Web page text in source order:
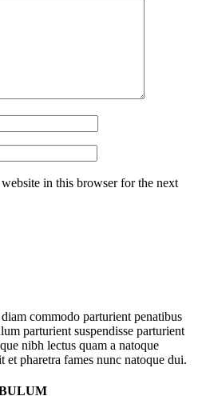
in this browser for the next
commodo parturient penatibus
parturient suspendisse parturient
nibh lectus quam a natoque
pharetra fames nunc natoque dui.